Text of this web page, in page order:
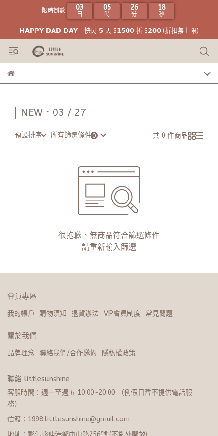
限時倒數 03
日
05
時
26
分
18
秒
𝗛𝗔𝗣𝗣𝗬 𝗗𝗔𝗗 𝗗𝗔𝗬｜快閃 𝟱 天 $𝟭𝟱𝟬𝟬 折 $𝟮𝟬𝟬 (折扣無上限)
NEW．03 / 27
預設排序 所有篩選條件 共 0 件商品
很抱歉，無商品符合篩選條件
請重新輸入篩選
會員專區
我的帳戶 購物須知 退貨辦法 VIP會員制度 常見問題
關於我們
品牌理念 聯絡我們/合作邀約 隱私權政策
聯絡 littlesunshine
客服時間：週一至週五 10:00~20:​0​0 （例假日暫不提供電話服
務）
信箱：1998.littlesunshine@gmail.com
地址：彰化縣伸港鄉中山路256號 (不對外開放)